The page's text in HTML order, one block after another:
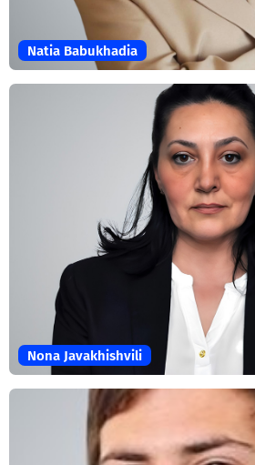
Natia Babukhadia
Nona Javakhishvili